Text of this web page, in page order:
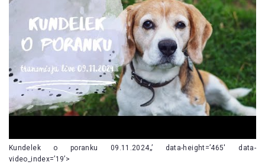
Kundelek o poranku 09.11.2024„’ data-height=’465′ data-
video_index=’19’>